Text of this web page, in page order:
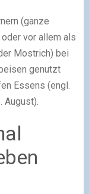
(ganze
vor allem als
Mostrich) bei
genutzt
Essens (engl.
August).